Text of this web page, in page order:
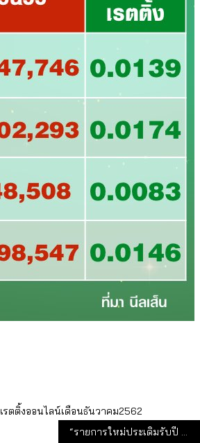
เรตติ้งออนไลน์เดือนธันวาคม2562
“รายการใหม่ประเดิมรับปี 2563”